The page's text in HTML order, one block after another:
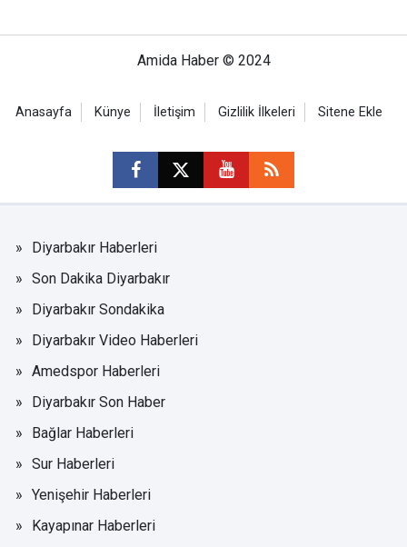
Amida Haber © 2024
Anasayfa Künye İletişim Gizlilik İlkeleri Sitene Ekle
Diyarbakır Haberleri
Son Dakika Diyarbakır
Diyarbakır Sondakika
Diyarbakır Video Haberleri
Amedspor Haberleri
Diyarbakır Son Haber
Bağlar Haberleri
Sur Haberleri
Yenişehir Haberleri
Kayapınar Haberleri